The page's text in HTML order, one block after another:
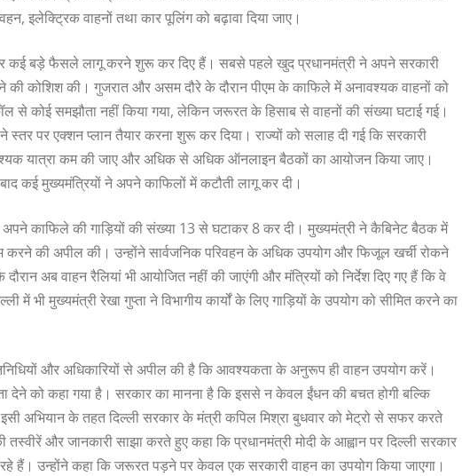
इलेक्ट्रिक वाहनों तथा कार पूलिंग को बढ़ावा दिया जाए।
कई बड़े फैसले लागू करने शुरू कर दिए हैं। सबसे पहले खुद प्रधानमंत्री ने अपने सरकारी
कोशिश की। गुजरात और असम दौरे के दौरान पीएम के काफिले में अनावश्यक वाहनों को
से कोई समझौता नहीं किया गया, लेकिन जरूरत के हिसाब से वाहनों की संख्या घटाई गई।
पर एक्शन प्लान तैयार करना शुरू कर दिया। राज्यों को सलाह दी गई कि सरकारी
यात्रा कम की जाए और अधिक से अधिक ऑनलाइन बैठकों का आयोजन किया जाए।
कई मुख्यमंत्रियों ने अपने काफिलों में कटौती लागू कर दी।
अपने काफिले की गाड़ियों की संख्या 13 से घटाकर 8 कर दी। मुख्यमंत्री ने कैबिनेट बैठक में
की अपील की। उन्होंने सार्वजनिक परिवहन के अधिक उपयोग और फिजूल खर्ची रोकने
अब वाहन रैलियां भी आयोजित नहीं की जाएंगी और मंत्रियों को निर्देश दिए गए हैं कि वे
भी मुख्यमंत्री रेखा गुप्ता ने विभागीय कार्यों के लिए गाड़ियों के उपयोग को सीमित करने का
और अधिकारियों से अपील की है कि आवश्यकता के अनुरूप ही वाहन उपयोग करें।
देने को कहा गया है। सरकार का मानना है कि इससे न केवल ईंधन की बचत होगी बल्कि
अभियान के तहत दिल्ली सरकार के मंत्री कपिल मिश्रा बुधवार को मेट्रो से सफर करते
और जानकारी साझा करते हुए कहा कि प्रधानमंत्री मोदी के आह्वान पर दिल्ली सरकार
हैं। उन्होंने कहा कि जरूरत पड़ने पर केवल एक सरकारी वाहन का उपयोग किया जाएगा।